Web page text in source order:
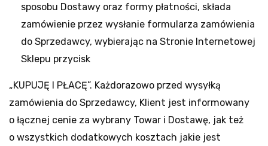
sposobu Dostawy oraz formy płatności, składa
zamówienie przez wysłanie formularza zamówienia
do Sprzedawcy, wybierając na Stronie Internetowej
Sklepu przycisk
„KUPUJĘ I PŁACĘ”. Każdorazowo przed wysyłką
zamówienia do Sprzedawcy, Klient jest informowany
o łącznej cenie za wybrany Towar i Dostawę, jak też
o wszystkich dodatkowych kosztach jakie jest